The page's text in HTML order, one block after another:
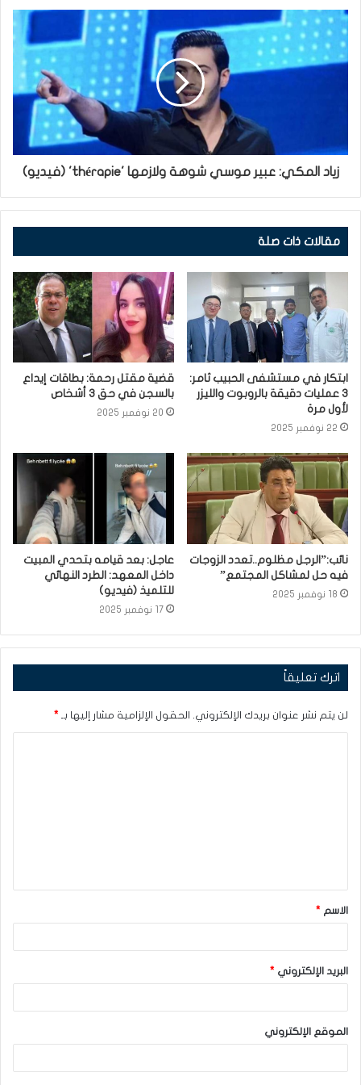
زياد المكي: عبير موسي شوهة ولازمها 'thérapie' (فيديو)
مقالات ذات صلة
ابتكار في مستشفى الحبيب ثامر:
3 عمليات دقيقة بالروبوت والليزر
لأول مرة
22 نوفمبر 2025
قضية مقتل رحمة: بطاقات إيداع
بالسجن في حق 3 أشخاص
20 نوفمبر 2025
نائب:”الرجل مظلوم..تعدد الزوجات
فيه حل لمشاكل المجتمع”
18 نوفمبر 2025
عاجل: بعد قيامه بتحدي المبيت
داخل المعهد: الطرد النهائي
للتلميذ (فيديو)
17 نوفمبر 2025
اترك تعليقاً
لن يتم نشر عنوان بريدك الإلكتروني. الحقول الإلزامية مشار إليها بـ *
ق
*الاسم *
البريد الإلكتروني *
الموقع الإلكتروني